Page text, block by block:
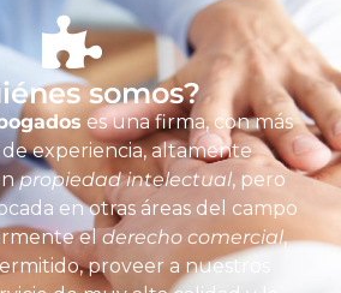
somos?
es una firma, con más
experiencia, altamente
propiedad intelectual, pero
en otras áreas del campo
elderecho comercial,
proveer a nuestros